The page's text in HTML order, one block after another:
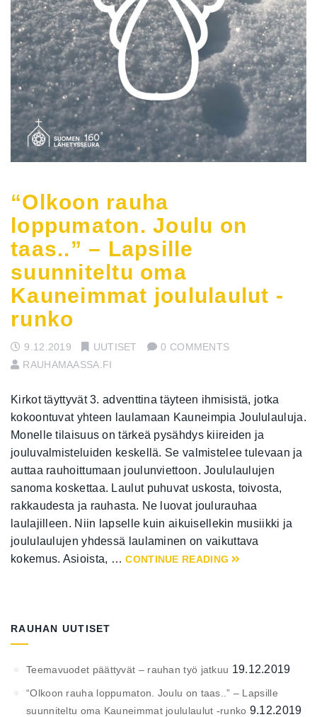
“Olkoon rauha
loppumaton. Joulu on
taas..” – Lapsille
suunniteltu oma
Kauneimmat joululaulut -
runko
9.12.2019 UUTISET
0 COMMENTS
RAUHAMAASSA.FI
Kirkot täyttyvät 3. adventtina täyteen ihmisistä, jotka
kokoontuvat yhteen laulamaan Kauneimpia Joululauluja.
Monelle tilaisuus on tärkeä pysähdys kiireiden ja
jouluvalmisteluiden keskellä. Se valmistelee tulevaan ja
auttaa rauhoittumaan joulunviettoon. Joululaulujen
sanoma koskettaa. Laulut puhuvat uskosta, toivosta,
rakkaudesta ja rauhasta. Ne luovat joulurauhaa
laulajilleen. Niin lapselle kuin aikuisellekin musiikki ja
joululaulujen yhdessä laulaminen on vaikuttava
kokemus. Asioista, …CONTINUE READING
RAUHAN UUTISET
Teemavuodet päättyvät – rauhan työ jatkuu 19.12.2019
“Olkoon rauha loppumaton. Joulu on taas..” – Lapsille
suunniteltu oma Kauneimmat joululaulut -runko 9.12.2019